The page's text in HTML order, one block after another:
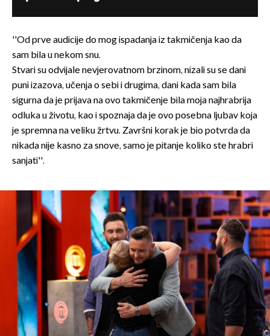
''Od prve audicije do mog ispadanja iz takmičenja kao da
sam bila u nekom snu.
Stvari su odvijale nevjerovatnom brzinom, nizali su se dani
puni izazova, učenja o sebi i drugima, dani kada sam bila
sigurna da je prijava na ovo takmičenje bila moja najhrabrija
odluka u životu, kao i spoznaja da je ovo posebna ljubav koja
je spremna na veliku žrtvu. Završni korak je bio potvrda da
nikada nije kasno za snove, samo je pitanje koliko ste hrabri
sanjati''.